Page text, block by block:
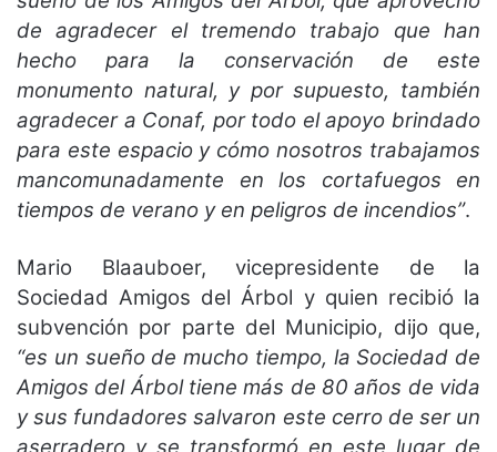
de agradecer el tremendo trabajo que han
hecho para la conservación de este
monumento natural, y por supuesto, también
agradecer a Conaf, por todo el apoyo brindado
para este espacio y cómo nosotros trabajamos
mancomunadamente en los cortafuegos en
tiempos de verano y en peligros de incendios”.
Mario Blaauboer, vicepresidente de la
Sociedad Amigos del Árbol y quien recibió la
subvención por parte del Municipio, dijo que,
“es un sueño de mucho tiempo, la Sociedad de
Amigos del Árbol tiene más de 80 años de vida
y sus fundadores salvaron este cerro de ser un
aserradero y se transformó en este lugar de